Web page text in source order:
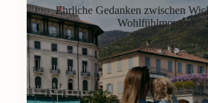
Ehrliche Gedanken zwischen
Wohlfühlmoment.
Lifestyle